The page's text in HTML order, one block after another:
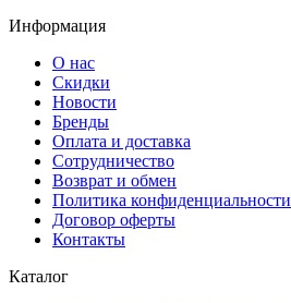
Информация
О нас
Скидки
Новости
Бренды
Оплата и доставка
Сотрудничество
Возврат и обмен
Политика конфиденциальности
Договор оферты
Контакты
Каталог